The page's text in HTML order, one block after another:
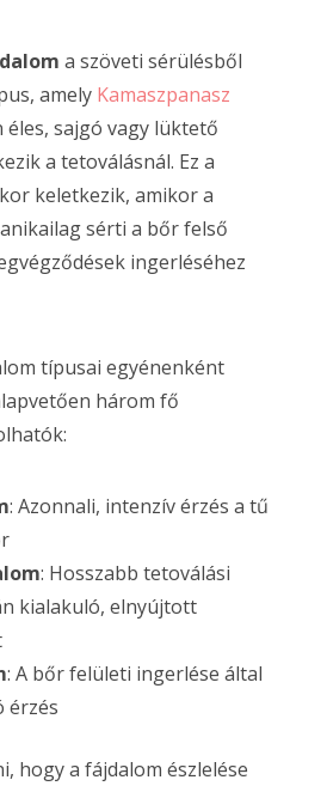
a szöveti sérülésből
amely Kamaszpanasz
éles, sajgó vagy lüktető
a tetoválásnál. Ez a
keletkezik, amikor a
sérti a bőr felső
ingerléséhez
típusai egyénenként
három fő
: Azonnali, intenzív érzés a tű
: Hosszabb tetoválási
kialakuló, elnyújtott
: A bőr felületi ingerlése által
érzés
hogy a fájdalom észlelése